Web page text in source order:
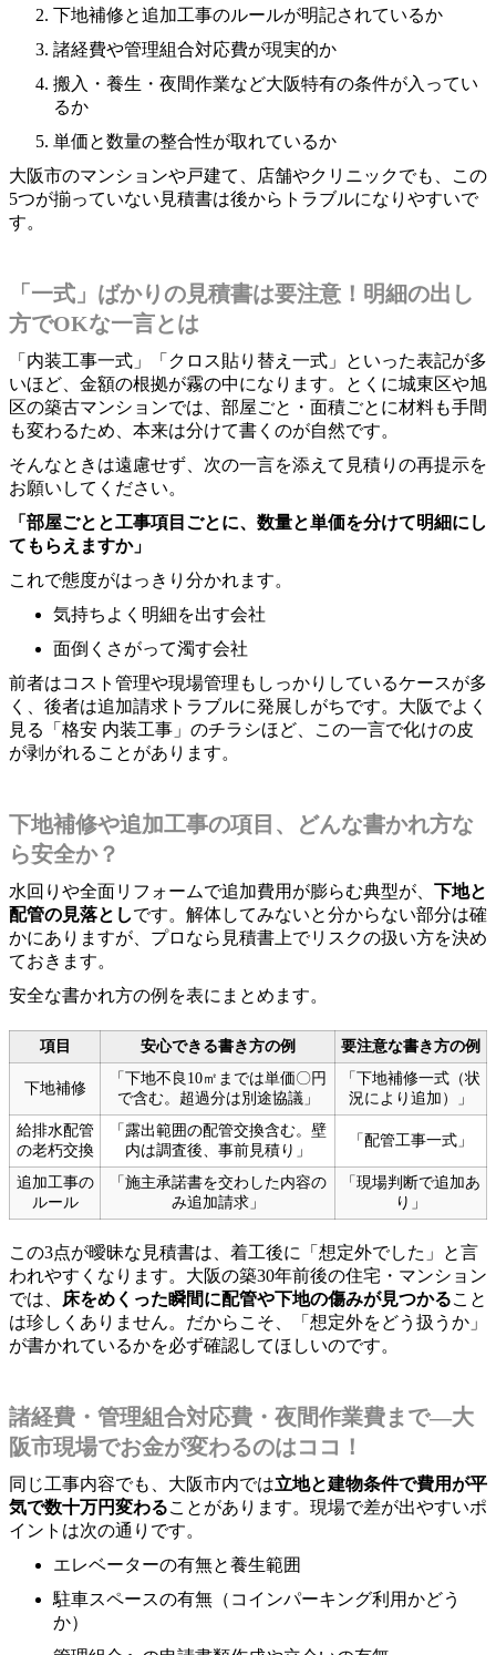
下地補修と追加工事のルールが明記されているか
諸経費や管理組合対応費が現実的か
搬入・養生・夜間作業など大阪特有の条件が入ってい
るか
単価と数量の整合性が取れているか
大阪市のマンションや戸建て、店舗やクリニックでも、この
5つが揃っていない見積書は後からトラブルになりやすいで
す。
「一式」ばかりの見積書は要注意！明細の出し
方でOKな一言とは
「内装工事一式」「クロス貼り替え一式」といった表記が多
いほど、金額の根拠が霧の中になります。とくに城東区や旭
区の築古マンションでは、部屋ごと・面積ごとに材料も手間
も変わるため、本来は分けて書くのが自然です。
そんなときは遠慮せず、次の一言を添えて見積りの再提示を
お願いしてください。
「部屋ごとと工事項目ごとに、数量と単価を分けて明細にし
てもらえますか」
これで態度がはっきり分かれます。
気持ちよく明細を出す会社
面倒くさがって濁す会社
前者はコスト管理や現場管理もしっかりしているケースが多
く、後者は追加請求トラブルに発展しがちです。大阪でよく
見る「格安 内装工事」のチラシほど、この一言で化けの皮
が剥がれることがあります。
下地補修や追加工事の項目、どんな書かれ方な
ら安全か？
水回りや全面リフォームで追加費用が膨らむ典型が、 下地と
配管の見落としです。解体してみないと分からない部分は確
かにありますが、プロなら見積書上でリスクの扱い方を決め
ておきます。
安全な書かれ方の例を表にまとめます。
項目 安心できる書き方の例 要注意な書き方の例
下地補修
「下地不良10㎡までは単価〇円
で含む。超過分は別途協議」
「下地補修一式（状
況により追加）」
給排水配管
の老朽交換
「露出範囲の配管交換含む。壁
内は調査後、事前見積り」
「配管工事一式」
追加工事の
ルール
「施主承諾書を交わした内容の
み追加請求」
「現場判断で追加あ
り」
この3点が曖昧な見積書は、着工後に「想定外でした」と言
われやすくなります。大阪の築30年前後の住宅・マンション
では、
床をめくった瞬間に配管や下地の傷みが見つかること
は珍しくありません。だからこそ、「想定外をどう扱うか」
が書かれているかを必ず確認してほしいのです。
諸経費・管理組合対応費・夜間作業費まで―大
阪市現場でお金が変わるのはココ！
同じ工事内容でも、大阪市内では立地と建物条件で費用が平
気で数十万円変わることがあります。現場で差が出やすいポ
イントは次の通りです。
エレベーターの有無と養生範囲
駐車スペースの有無（コインパーキング利用かどう
か）